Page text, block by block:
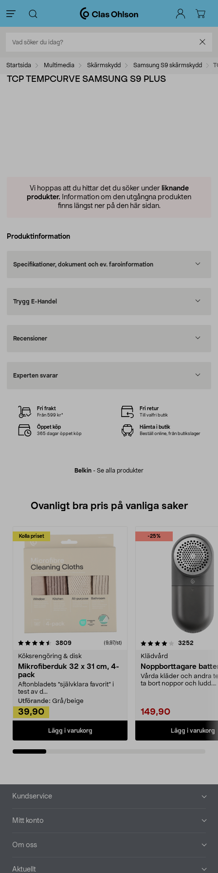
Startsida Multimedia Skärmskydd Samsung S9 skärmskydd
TCP TEMPCURVE SAMSUNG S9 PLUS
Vi hoppas att du hittar det du söker under liknande
produkter. Information om den utgångna produkten
finns längst ner på den här sidan.
Produktinformation
Specifikationer, dokument och ev. faroinformation
Trygg E-Handel
Recensioner
Experten svarar
Belkin - Se alla produkter
Fri frakt
Från 599 kr*
Fri retur
Till valfri butik
Öppet köp
365 dagar öppet köp
Hämta i butik
Beställ online, från butikslager
Ovanligt bra pris på vanliga saker
Kolla priset
3809recensioner (9,97/st)
Köksrengöring & disk
Mikrofiberduk 32 x 31 cm, 4-
pack
Aftonbladets "självklara favorit” i
test av d...
Utförande: Grå/beige
39,90
Lägg i varukorg
-25%
4.0av 5 stjärnor 3252
Klädvård
Noppborttagare
Vårda kläder och andra
ta bort noppor och ludd.
149,90
Lägg i varukorg
4.5av 5 stjärnor
Sidfot
Kundservice
Mitt konto
Om oss
Aktuellt